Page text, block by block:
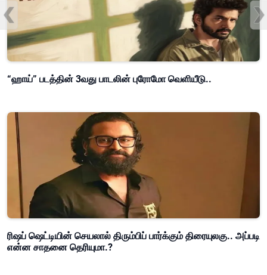
“ஹாய்” படத்தின் 3வது பாடலின் புரோமோ வெளியீடு..
ரிஷப் ஷெட்டியின் செயலால் திரும்பிப் பார்க்கும் திரையுலகு.. அப்படி
என்ன சாதனை தெரியுமா.?